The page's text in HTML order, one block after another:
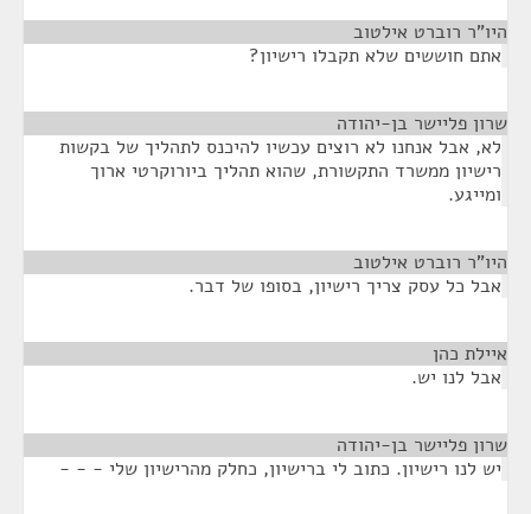
היו"ר רוברט אילטוב
אתם חוששים שלא תקבלו רישיון?
שרון פליישר בן-יהודה
לא, אבל אנחנו לא רוצים עכשיו להיכנס לתהליך של בקשות
רישיון ממשרד התקשורת, שהוא תהליך ביורוקרטי ארוך
ומייגע.
היו"ר רוברט אילטוב
אבל כל עסק צריך רישיון, בסופו של דבר.
איילת כהן
אבל לנו יש.
שרון פליישר בן-יהודה
יש לנו רישיון. כתוב לי ברישיון, כחלק מהרישיון שלי - - -